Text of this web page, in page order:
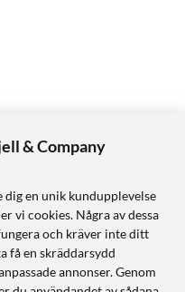
& Company
en unik kundupplevelse
vi cookies. Några av dessa
och kräver inte ditt
få en skräddarsydd
annonser. Genom